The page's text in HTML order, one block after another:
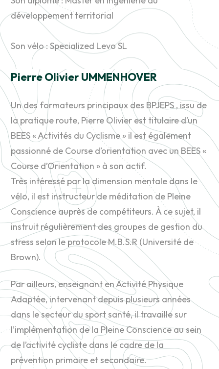
développement territorial
Son vélo : Specialized Levo SL
Pierre Olivier UMMENHOVER
Un des formateurs principaux des BPJEPS , issu de
la pratique route, Pierre Olivier est titulaire d’un
BEES « Activités du Cyclisme » il est également
passionné de Course d’orientation avec un BEES «
Course d’Orientation » à son actif.
Très intéressé par la dimension mentale dans le
vélo, il est instructeur de méditation de Pleine
Conscience auprès de compétiteurs. À ce sujet, il
instruit régulièrement des groupes de gestion du
stress selon le protocole M.B.S.R (Université de
Brown).
Par ailleurs, enseignant en Activité Physique
Adaptée, intervenant depuis plusieurs années
dans le secteur du sport santé, il travaille sur
l’implémentation de la Pleine Conscience au sein
de l’activité cycliste dans le cadre de la
prévention primaire et secondaire.